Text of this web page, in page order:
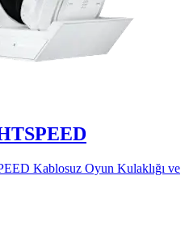
Kablosuz Oyun Kulaklığı ve